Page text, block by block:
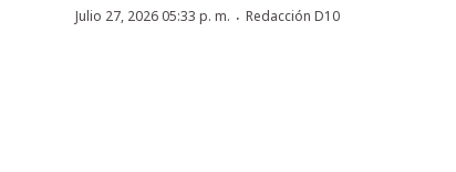
Julio 27, 2026 05:33 p. m. · Redacción D10